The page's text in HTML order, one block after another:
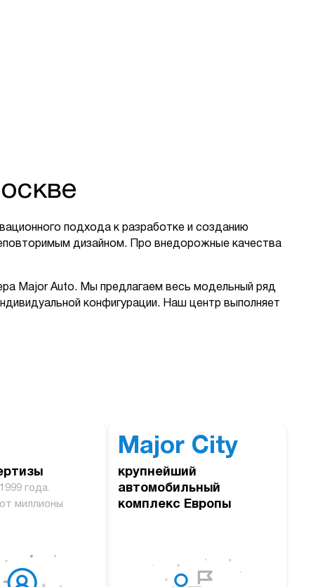
подхода к разработке и созданию
дизайном. Про внедорожные качества
Major Auto. Мы предлагаем весь модельный ряд
конфигурации. Наш центр выполняет
года.
миллионы
Major City
крупнейший
автомобильный
комплекс Европы